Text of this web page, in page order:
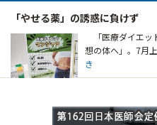
「やせる薬」の誘惑に負けず
「医療ダイエッ
想の体へ」。7月
き